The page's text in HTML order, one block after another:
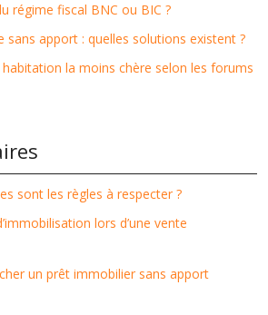
régime fiscal BNC ou BIC ?
sans apport : quelles solutions existent ?
habitation la moins chère selon les forums
sont les règles à respecter ?
lors d’une vente
un prêt immobilier sans apport